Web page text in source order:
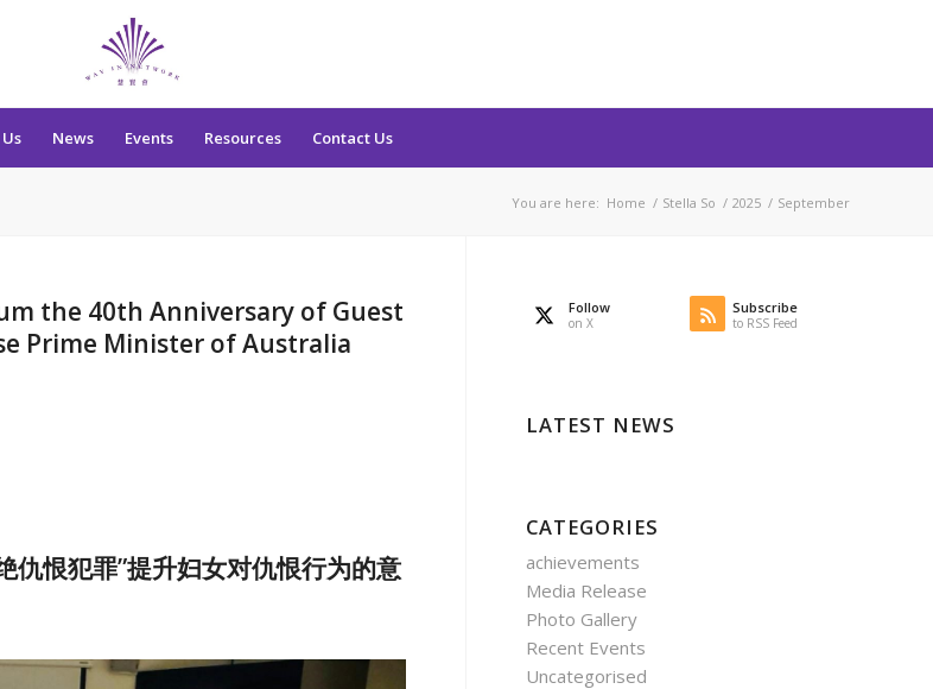
News Events Resources Contact Us
You are here: Home / Stella So / 2025 / September
the 40th Anniversary of Guest
Prime Minister of Australia
仇恨犯罪”提升妇女对仇恨行为的意
Follow
on X
Subscribe
to RSS Feed
LATEST NEWS
CATEGORIES
achievements
Media Release
Photo Gallery
Recent Events
Uncategorised